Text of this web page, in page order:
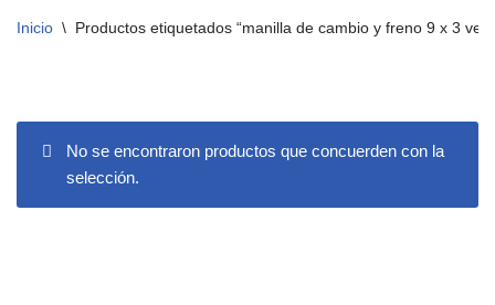
Inicio \ Productos etiquetados “manilla de cambio y freno 9 x 3
No se encontraron productos que concuerden con la
selección.